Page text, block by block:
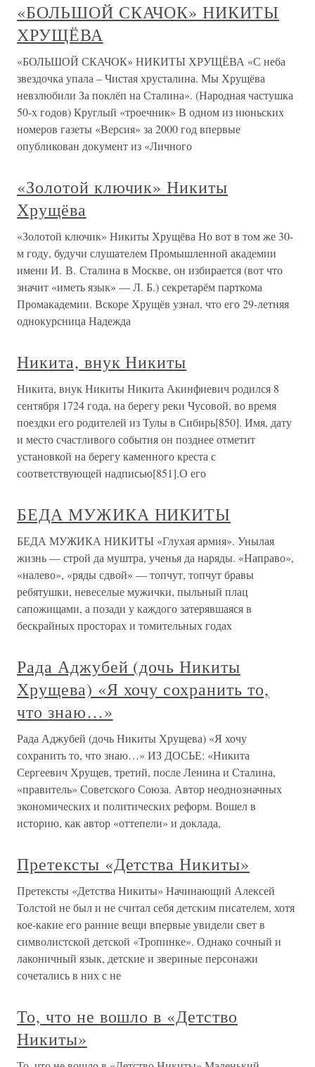
«БОЛЬШОЙ СКАЧОК» НИКИТЫ
ХРУЩЁВА
«БОЛЬШОЙ СКАЧОК» НИКИТЫ ХРУЩЁВА «С неба
звездочка упала – Чистая хрусталина. Мы Хрущёва
невзлюбили За поклёп на Сталина». (Народная частушка
50-х годов) Круглый «троечник» В одном из июньских
номеров газеты «Версия» за 2000 год впервые
опубликован документ из «Личного
«Золотой ключик» Никиты
Хрущёва
«Золотой ключик» Никиты Хрущёва Но вот в том же 30-
м году, будучи слушателем Промышленной академии
имени И. В. Сталина в Москве, он избирается (вот что
значит «иметь язык» — Л. Б.) секретарём парткома
Промакадемии. Вскоре Хрущёв узнал, что его 29-летняя
однокурсница Надежда
Никита, внук Никиты
Никита, внук Никиты Никита Акинфиевич родился 8
сентября 1724 года, на берегу реки Чусовой, во время
поездки его родителей из Тулы в Сибирь[850]. Имя, дату
и место счастливого события он позднее отметит
установкой на берегу каменного креста с
соответствующей надписью[851].О его
БЕДА МУЖИКА НИКИТЫ
БЕДА МУЖИКА НИКИТЫ «Глухая армия». Унылая
жизнь — строй да муштра, ученья да наряды. «Направо»,
«налево», «ряды сдвой» — топчут, топчут бравы
ребятушки, невеселые мужички, пыльный плац
сапожищами, а позади у каждого затерявшаяся в
бескрайных просторах и томительных годах
Рада Аджубей (дочь Никиты
Хрущева) «Я хочу сохранить то,
что знаю…»
Рада Аджубей (дочь Никиты Хрущева) «Я хочу
сохранить то, что знаю…» ИЗ ДОСЬЕ: «Никита
Сергеевич Хрущев, третий, после Ленина и Сталина,
«правитель» Советского Союза. Автор неоднозначных
экономических и политических реформ. Вошел в
историю, как автор «оттепели» и доклада,
Претексты «Детства Никиты»
Претексты «Детства Никиты» Начинающий Алексей
Толстой не был и не считал себя детским писателем, хотя
кое-какие его ранние вещи впервые увидели свет в
символистской детской «Тропинке». Однако сочный и
лаконичный язык, детские и звериные персонажи
сочетались в них с не
То, что не вошло в «Детство
Никиты»